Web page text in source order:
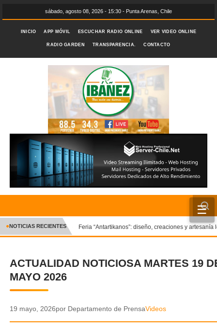
sábado, agosto 08, 2026 - 15:30 - Punta Arenas, Chile
INICIO APP MÓVIL ESCUCHAR RADIO ONLINE VER VIDEO ONLINE
RADIO GARDEN TRANSPARENCIA. CONTACTO
☰
INICIO
CRÓNICA
DEPORTES
POLICIAL
✕
●NOTICIAS RECIENTES Feria “Antartikanos”: diseño, creaciones y
ACTUALIDAD NOTICIOSA MARTES 19
MAYO 2026
19 mayo, 2026por Departamento de PrensaVideos